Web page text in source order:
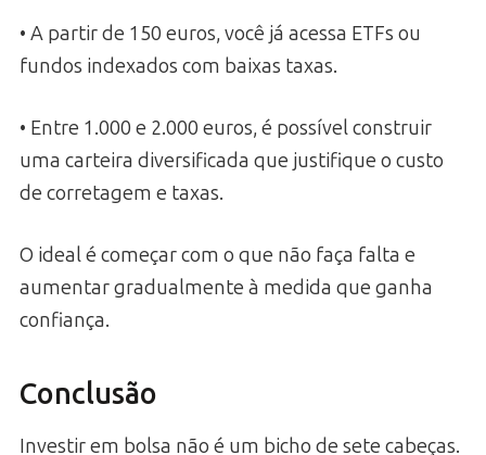
• A partir de 150 euros, você já acessa ETFs ou
fundos indexados com baixas taxas.
• Entre 1.000 e 2.000 euros, é possível construir
uma carteira diversificada que justifique o custo
de corretagem e taxas.
O ideal é começar com o que não faça falta e
aumentar gradualmente à medida que ganha
confiança.
Conclusão
Investir em bolsa não é um bicho de sete cabeças.